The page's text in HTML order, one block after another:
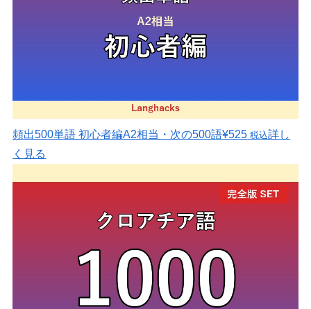
頻出500単語 初心者編A2相当・次の500語¥525 税込詳し
く見る